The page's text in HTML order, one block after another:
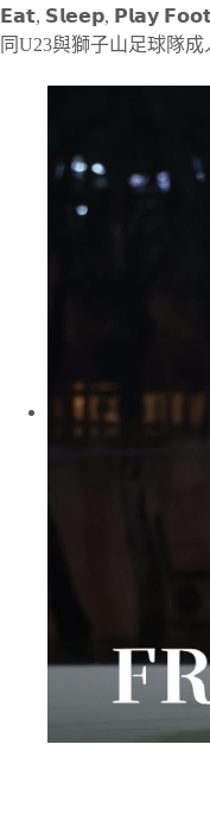
𝗘𝗮𝘁, 𝗦𝗹𝗲𝗲𝗽, 𝗣𝗹𝗮𝘆
同U23與獅子山足球隊